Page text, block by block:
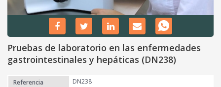
Pruebas de laboratorio en las enfermedades
gastrointestinales y hepáticas (DN238)
Referencia
DN238